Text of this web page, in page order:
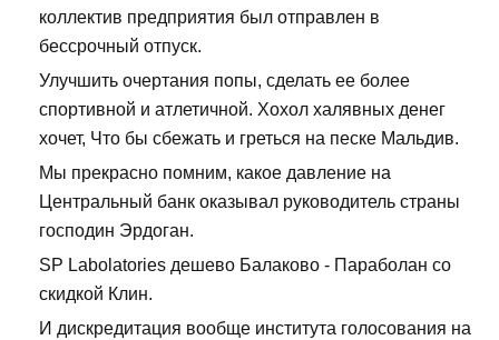
коллектив предприятия был отправлен в
бессрочный отпуск.
Улучшить очертания попы, сделать ее более
спортивной и атлетичной. Хохол халявных денег
хочет, Что бы сбежать и греться на песке Мальдив.
Мы прекрасно помним, какое давление на
Центральный банк оказывал руководитель страны
господин Эрдоган.
SP Labolatories дешево Балаково - Параболан со
скидкой Клин.
И дискредитация вообще института голосования на